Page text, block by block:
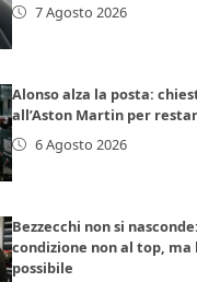
7 Agosto 2026
Alonso alza la posta:
all’Aston Martin per
6 Agosto 2026
Bezzecchi non si
condizione non al top,
possibile